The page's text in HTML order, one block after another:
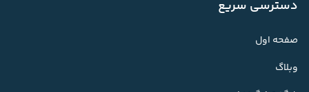
دسترسی سریع
صفحه اول
وبلاگ